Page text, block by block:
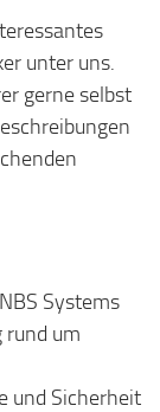
unter uns.
gerne selbst
Systems
um
und Sicherheit